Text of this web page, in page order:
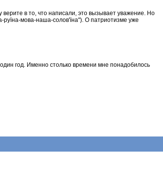
верите в то, что написали, это вызывает уважение. Но
мова-наша-солов'їна"). О патриотизме уже
год. Именно столько времени мне понадобилось